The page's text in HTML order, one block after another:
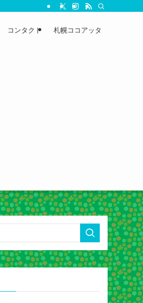
コンタクト 札幌ココアッタ